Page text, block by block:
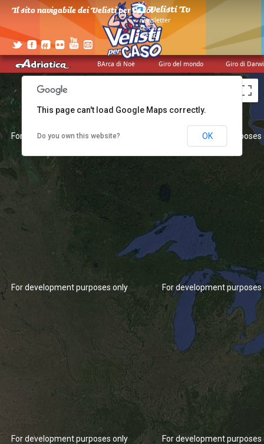
BArca di Noè Giro del mondo Giro di
Il sito navigabile dei Velisti per Caso!
> newsletter
> cerca
> credits
For development purposes only For development purposes
For development purposes only For development purposes
For development purposes only For development purposes
This page can't load Google Maps correctly.
Do you own this website? OK